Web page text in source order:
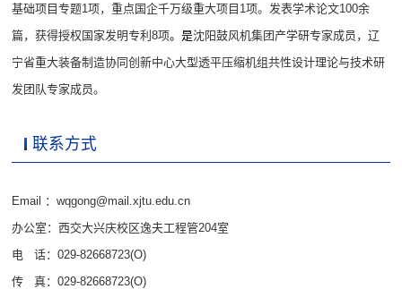
基础项目专题1项，重点国企千万级重大项目1项。发表学术论文100余
篇，获得授权国家发明专利8项。是沈阳鼓风机集团产学研专家成员，辽
宁省重大装备制造协同创新中心大型透平压缩机组共性设计理论与技术研
发团队专家成员。
联系方式
Email ：wqgong@mail.xjtu.edu.cn
办公室：西交大兴庆校区逸夫工程管204室
电 话：029-82668723(O)
传 真：029-82668723(O)